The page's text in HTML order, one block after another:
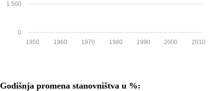
0
1 500
2010
2000
1990
1980
1970
1960
1950
Godišnja promena stanovništva u %: